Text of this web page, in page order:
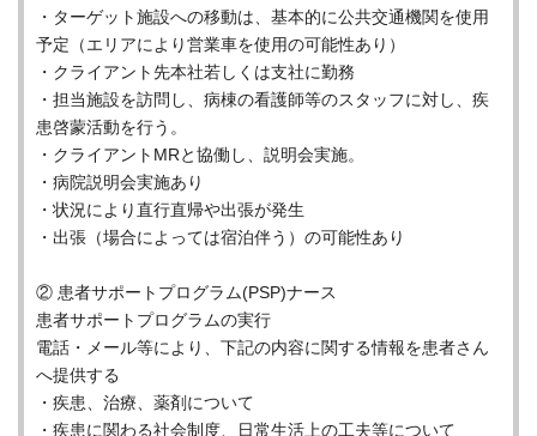
・ターゲット施設への移動は、基本的に公共交通機関を使用
予定（エリアにより営業車を使用の可能性あり）
・クライアント先本社若しくは支社に勤務
・担当施設を訪問し、病棟の看護師等のスタッフに対し、疾
患啓蒙活動を行う。
・クライアントMRと協働し、説明会実施。
・病院説明会実施あり
・状況により直行直帰や出張が発生
・出張（場合によっては宿泊伴う）の可能性あり
② 患者サポートプログラム(PSP)ナース
患者サポートプログラムの実行
電話・メール等により、下記の内容に関する情報を患者さん
へ提供する
・疾患、治療、薬剤について
・疾患に関わる社会制度、日常生活上の工夫等について